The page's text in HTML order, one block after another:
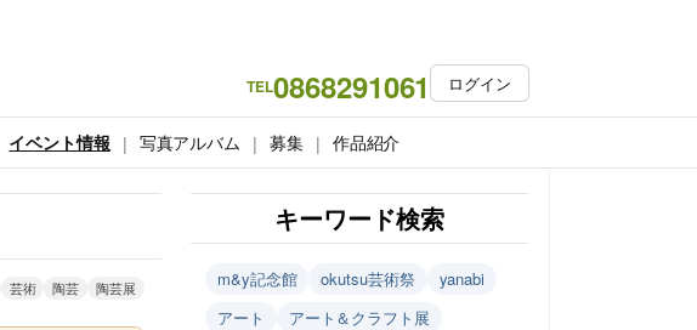
TEL0868291061 ログイン
イベント情報 写真アルバム 募集 作品紹介
芸術 陶芸 陶芸展
キーワード検索
m&y記念館 okutsu芸術祭
yanabi
アート
アート＆クラフト展